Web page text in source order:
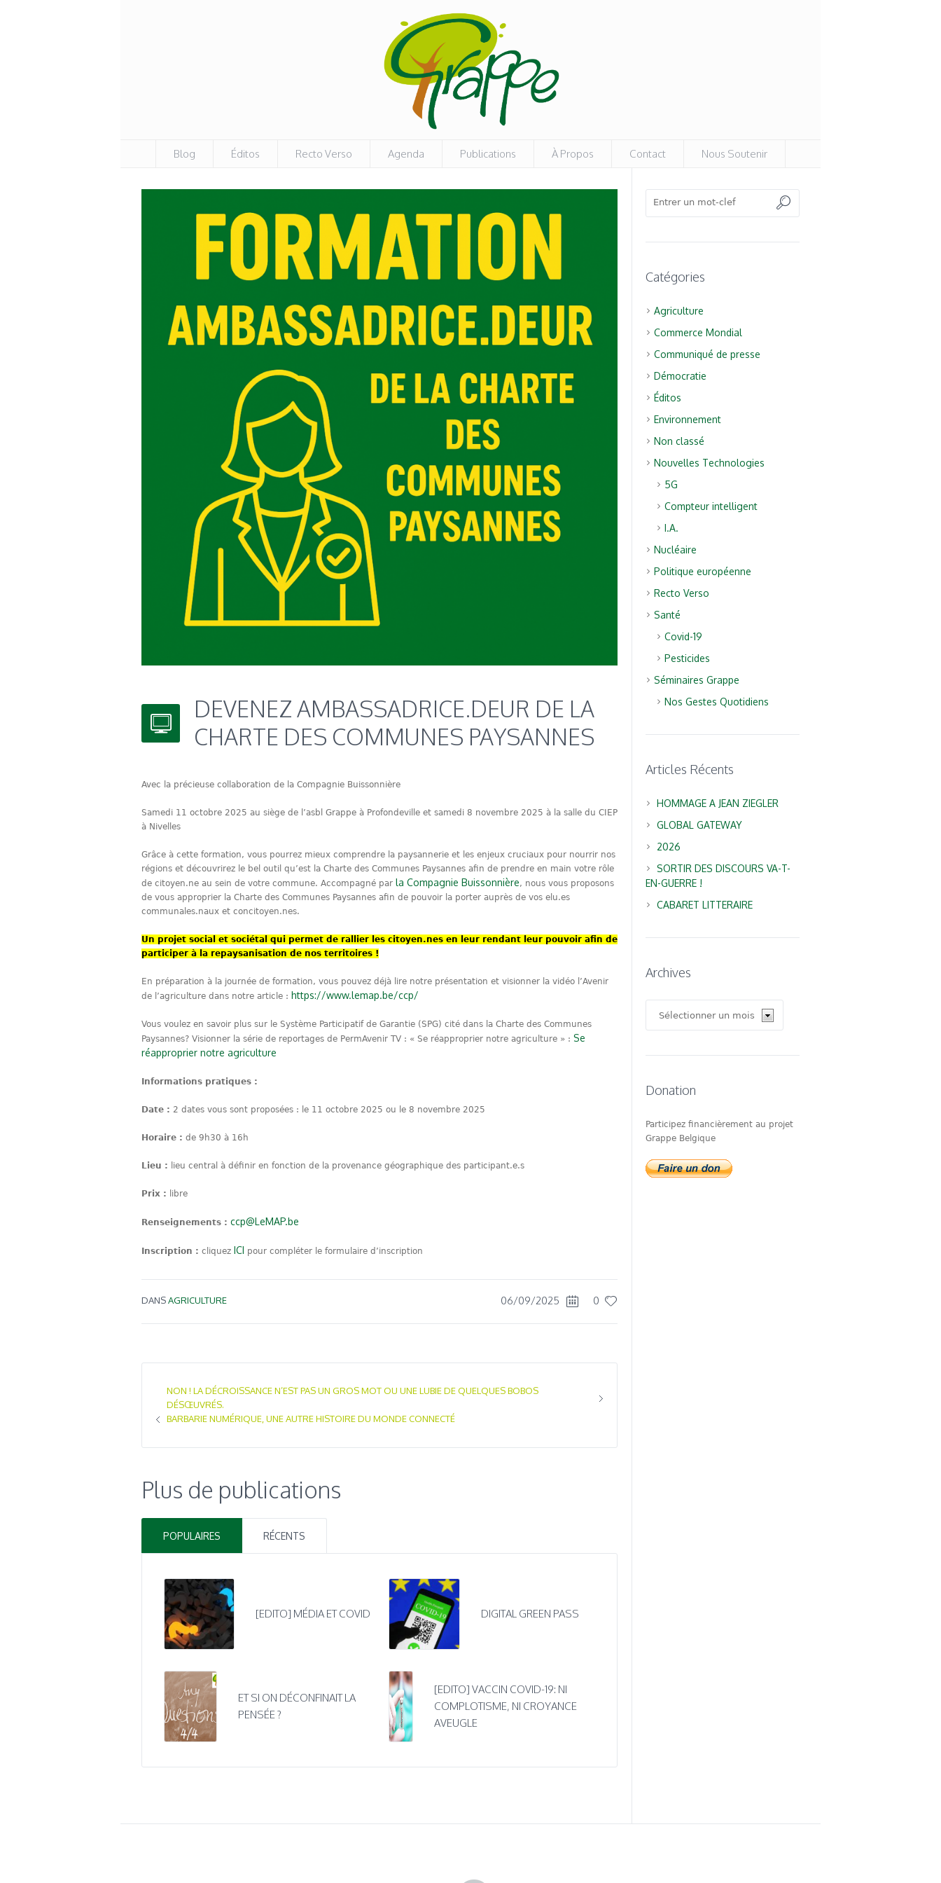
Blog Éditos Recto Verso Agenda Publications À Propos Contact Nous Soutenir
DEVENEZ AMBASSADRICE.DEUR DE LA
CHARTE DES COMMUNES PAYSANNES
Avec la précieuse collaboration de la Compagnie Buissonnière
Samedi 11 octobre 2025 au siège de l’asbl Grappe à Profondeville et samedi 8 novembre 2025 à la salle du CIEP
à Nivelles
Grâce à cette formation, vous pourrez mieux comprendre la paysannerie et les enjeux cruciaux pour nourrir nos
régions et découvrirez le bel outil qu’est la Charte des Communes Paysannes afin de prendre en main votre rôle
de citoyen.ne au sein de votre commune. Accompagné par la Compagnie Buissonnière, nous vous proposons
de vous approprier la Charte des Communes Paysannes afin de pouvoir la porter auprès de vos elu.es
communales.naux et concitoyen.nes.
Un projet social et sociétal qui permet de rallier les citoyen.nes en leur rendant leur pouvoir afin de
participer à la repaysanisation de nos territoires !
En préparation à la journée de formation, vous pouvez déjà lire notre présentation et visionner la vidéo l’Avenir
de l’agriculture dans notre article : https://www.lemap.be/ccp/
Vous voulez en savoir plus sur le Système Participatif de Garantie (SPG) cité dans la Charte des Communes
Paysannes? Visionner la série de reportages de PermAvenir TV : « Se réapproprier notre agriculture » : Se
réapproprier notre agriculture
Informations pratiques :
Date : 2 dates vous sont proposées : le 11 octobre 2025 ou le 8 novembre 2025
Horaire : de 9h30 à 16h
Lieu : lieu central à définir en fonction de la provenance géographique des participant.e.s
Prix : libre
Renseignements : ccp@LeMAP.be
Inscription : cliquez ICI pour compléter le formulaire d’inscription
06/09/2025 0
DANSAGRICULTURE
NON ! LA DÉCROISSANCE N’EST PAS UN GROS MOT OU UNE LUBIE DE QUELQUES BOBOS
DÉSŒUVRÉS.
BARBARIE NUMÉRIQUE, UNE AUTRE HISTOIRE DU MONDE CONNECTÉ
Plus de publications
POPULAIRES RÉCENTS
[EDITO] MÉDIA ET COVID DIGITAL GREEN PASS
ET SI ON DÉCONFINAIT LA
PENSÉE ?
[EDITO] VACCIN COVID-19: NI
COMPLOTISME, NI CROYANCE
AVEUGLE
Catégories
Agriculture
Commerce Mondial
Communiqué de presse
Démocratie
Éditos
Environnement
Non classé
Nouvelles Technologies
5G
Compteur intelligent
I.A.
Nucléaire
Politique européenne
Recto Verso
Santé
Covid-19
Pesticides
Séminaires Grappe
Nos Gestes Quotidiens
Articles Récents
HOMMAGE A JEAN ZIEGLER
GLOBAL GATEWAY
2026
SORTIR DES DISCOURS VA-T-
EN-GUERRE !
CABARET LITTERAIRE
Archives
Donation
Participez financièrement au projet
Grappe Belgique